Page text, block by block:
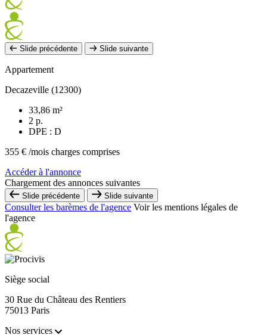
Slide précédente Slide suivante
Appartement
Decazeville (12300)
33,86 m²
2 p.
DPE : D
355 € /mois charges comprises
Accéder à l'annonce
Chargement des annonces suivantes
Slide précédente Slide suivante
Consulter les barèmes de l'agence Voir les mentions légales de
l'agence
Siège social
30 Rue du Château des Rentiers
75013 Paris
Nos services